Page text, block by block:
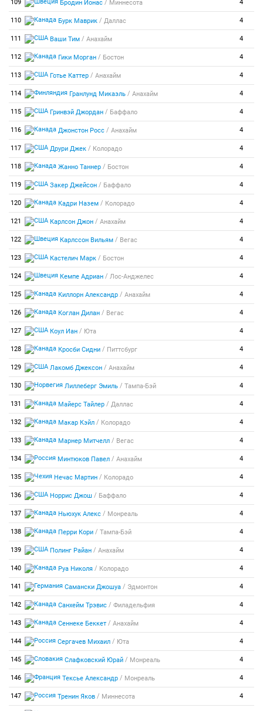
109 Бродин Йонас / Миннесота 4
110 Бурк Маврик / Даллас 4
111 Ваши Тим / Анахайм 4
112 Гики Морган / Бостон 4
113 Готье Каттер / Анахайм 4
114 Гранлунд Микаэль / Анахайм 4
115 Гринвэй Джордан / Баффало 4
116 Джонстон Росс / Анахайм 4
117 Друри Джек / Колорадо 4
118 Жанно Таннер / Бостон 4
119 Закер Джейсон / Баффало 4
120 Кадри Назем / Колорадо 4
121 Карлсон Джон / Анахайм 4
122 Карлссон Вильям / Вегас 4
123 Кастелич Марк / Бостон 4
124 Кемпе Адриан / Лос-Анджелес 4
125 Киллорн Александр / Анахайм 4
126 Коглан Дилан / Вегас 4
127 Коул Иан / Юта 4
128 Кросби Сидни / Питтсбург 4
129 Лакомб Джексон / Анахайм 4
130 Лиллеберг Эмиль / Тампа-Бэй 4
131 Майерс Тайлер / Даллас 4
132 Макар Кэйл / Колорадо 4
133 Марнер Митчелл / Вегас 4
134 Минтюков Павел / Анахайм 4
135 Нечас Мартин / Колорадо 4
136 Норрис Джош / Баффало 4
137 Ньюхук Алекс / Монреаль 4
138 Перри Кори / Тампа-Бэй 4
139 Полинг Райан / Анахайм 4
140 Руа Николя / Колорадо 4
141 Самански Джошуа / Эдмонтон 4
142 Санхейм Трэвис / Филадельфия 4
143 Сеннеке Беккет / Анахайм 4
144 Сергачев Михаил / Юта 4
145 Слафковский Юрай / Монреаль 4
146 Тексье Александр / Монреаль 4
147 Тренин Яков / Миннесота 4